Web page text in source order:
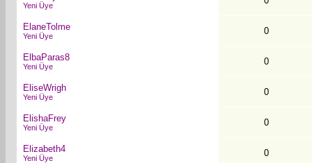
Yeni Üye
ElaneTolme
Yeni Üye 0
ElbaParas8
Yeni Üye 0
EliseWrigh
Yeni Üye 0
ElishaFrey
Yeni Üye 0
Elizabeth4
Yeni Üye 0